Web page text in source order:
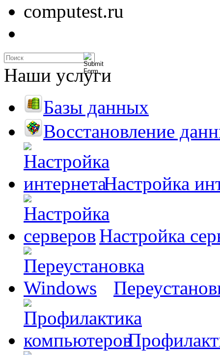
computest.ru
Наши услуги
Базы данных
Восстановление
Настройка
Настройка